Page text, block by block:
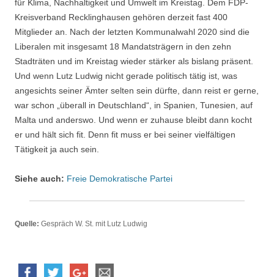
für Klima, Nachhaltigkeit und Umwelt im Kreistag. Dem FDP-
Kreisverband Recklinghausen gehören derzeit fast 400
Mitglieder an. Nach der letzten Kommunalwahl 2020 sind die
Liberalen mit insgesamt 18 Mandatsträgern in den zehn
Stadträten und im Kreistag wieder stärker als bislang präsent.
Und wenn Lutz Ludwig nicht gerade politisch tätig ist, was
angesichts seiner Ämter selten sein dürfte, dann reist er gerne,
war schon „überall in Deutschland“, in Spanien, Tunesien, auf
Malta und anderswo. Und wenn er zuhause bleibt dann kocht
er und hält sich fit. Denn fit muss er bei seiner vielfältigen
Tätigkeit ja auch sein.
Siehe auch: Freie Demokratische Partei
Quelle: Gespräch W. St. mit Lutz Ludwig